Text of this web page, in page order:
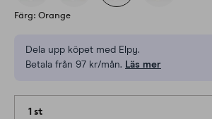
Färg: Orange
Dela upp köpet med Elpy.
Betala från 97 kr/mån. Läs mer
1 st